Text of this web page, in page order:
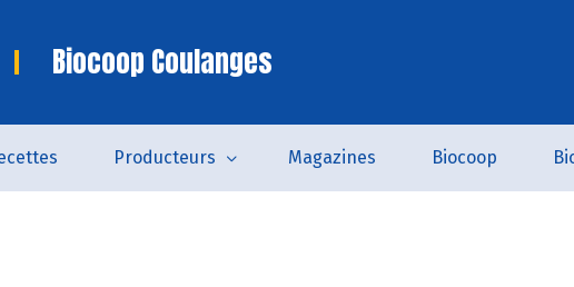
Biocoop Coulanges
Producteurs Magazines Biocoop